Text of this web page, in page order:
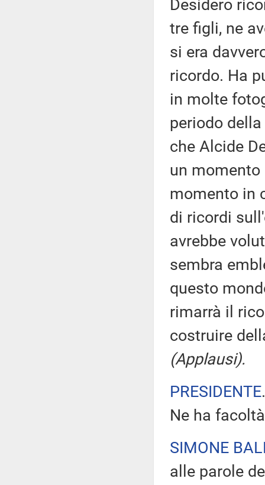
Desidero
tre figli, ne
si era
ricordo. Ha
in molte
periodo
che Alcide
un momento
momento in
di ricordi
avrebbe
sembra
questo
rimarrà il
costruire
(Applausi).
PRESIDENTE
Ne ha
SIMONE
alle parole